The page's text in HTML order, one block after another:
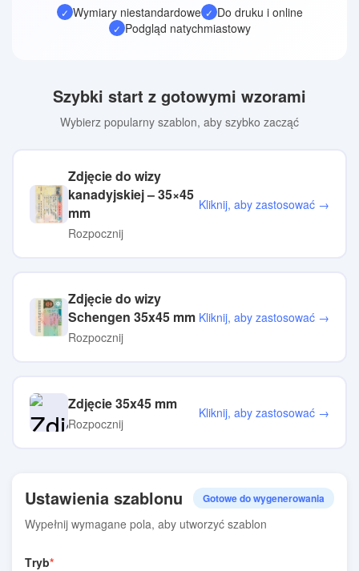
✓ Wymiary niestandardowe ✓ Do druku i online
✓ Podgląd natychmiastowy
Szybki start z gotowymi wzorami
Wybierz popularny szablon, aby szybko zacząć
Zdjęcie do wizy
kanadyjskiej – 35×45
mm
Rozpocznij
Kliknij, aby zastosować →
Zdjęcie do wizy
Schengen 35x45 mm
Rozpocznij
Kliknij, aby zastosować →
Zdjęcie 35x45 mm
Rozpocznij
Kliknij, aby zastosować →
Ustawienia szablonu Gotowe do wygenerowania
Wypełnij wymagane pola, aby utworzyć szablon
Tryb